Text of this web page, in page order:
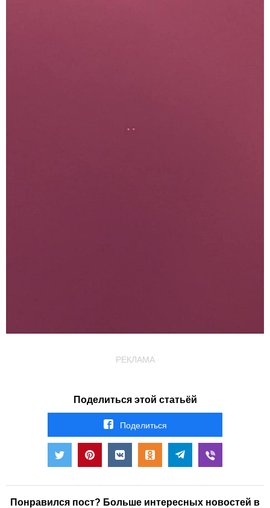
РЕКЛАМА
Поделиться этой статьёй
Поделиться
Понравился пост? Больше интересных новостей в